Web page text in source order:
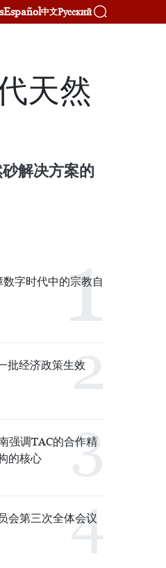
Español中文Русский
天然
解决方案的
数字时代中的宗教自
批经济政策生效
强调TAC的合作精
的核心
会第三次全体会议